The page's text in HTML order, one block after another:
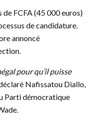
FCFA (45 000 euros)
de candidature.
annoncé
pour qu’il puisse
Nafissatou Diallo,
Parti démocratique